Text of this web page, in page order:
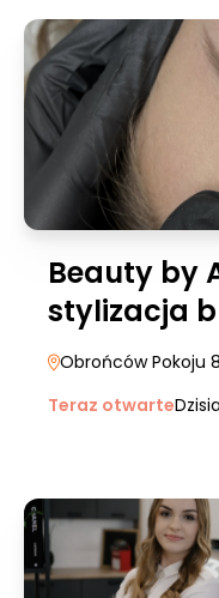
Beauty by
stylizacja
Obrońców Pokoju
Teraz otwarte